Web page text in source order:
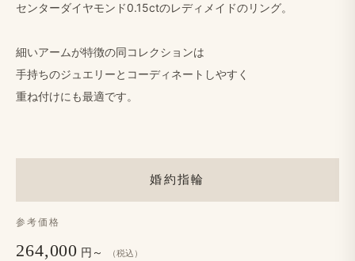
婚約指輪
参考価格
264,000 円～ （税込）
センターダイヤモンド0.15ctの​レディメイドの​リング。
細い​アームが​特徴の​同コレクションは
手持ちの​ジュエリーと​コーディネートしやすく
重ね付けにも​最適です。